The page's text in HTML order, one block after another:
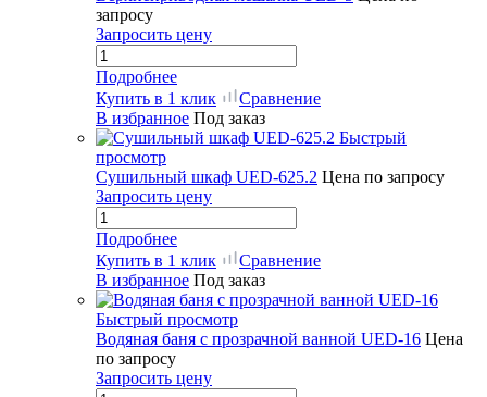
запросу
Запросить цену
Подробнее
Купить в 1 клик
Сравнение
В избранное Под заказ
Быстрый
просмотр
Сушильный шкаф UED-625.2 Цена по запросу
Запросить цену
Подробнее
Купить в 1 клик
Сравнение
В избранное Под заказ
Быстрый просмотр
Водяная баня с прозрачной ванной UED-16 Цена
по запросу
Запросить цену